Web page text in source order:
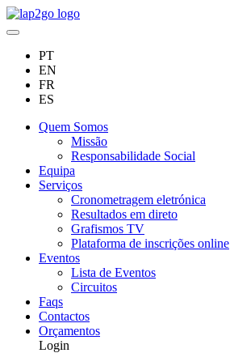
PT
EN
FR
ES
Quem Somos
Missão
Responsabilidade Social
Equipa
Serviços
Cronometragem eletrónica
Resultados em direto
Grafismos TV
Plataforma de inscrições online
Eventos
Lista de Eventos
Circuitos
Faqs
Contactos
Orçamentos
Login